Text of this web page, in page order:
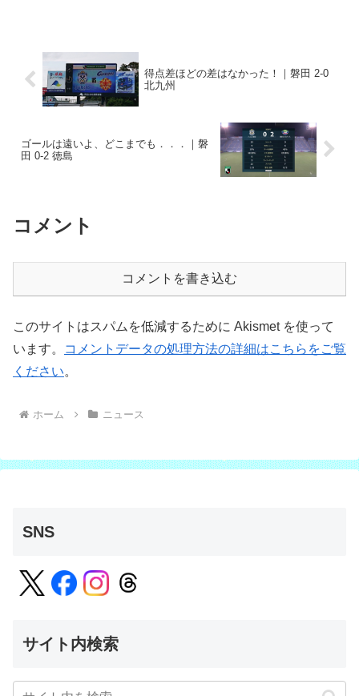
得点差ほどの差はなかった！｜磐田 2-0
北九州
ゴールは遠いよ、どこまでも．．．｜磐
田 0-2 徳島
コメント
コメントを書き込む
このサイトはスパムを低減するために Akismet を使って
います。
コメントデータの処理方法の詳細はこちらをご覧
ください。
ホーム ニュース
SNS
サイト内検索